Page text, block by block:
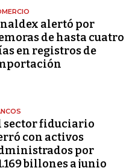
alertó por
de hasta cuatro
en registros de
sector fiduciario
con activos
por
billones a junio